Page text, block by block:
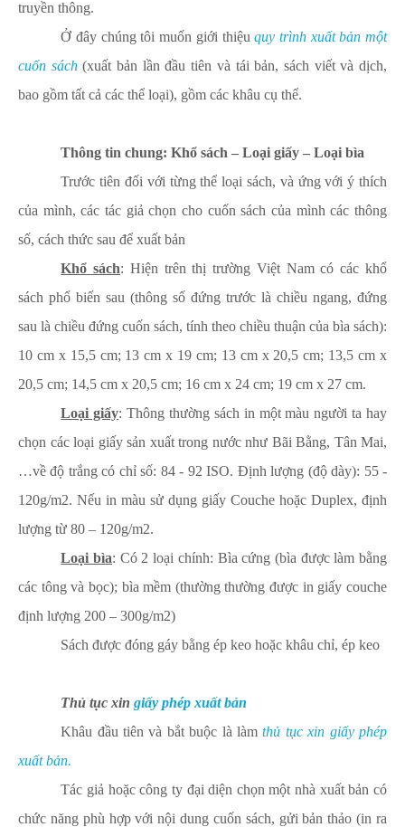
truyền thông.
Ở đây chúng tôi muốn giới thiệuquy trình xuất bản một
cuốn sách(xuất bản lần đầu tiên và tái bản, sách viết và dịch,
bao gồm tất cả các thể loại), gồm các khâu cụ thể.
Thông tin chung: Khổ sách – Loại giấy – Loại bìa
Trước tiên đối với từng thể loại sách, và ứng với ý thích
của mình, các tác giả chọn cho cuốn sách của mình các thông
số, cách thức sau để xuất bản
Khổ sách: Hiện trên thị trường Việt Nam có các khổ
sách phổ biến sau (thông số đứng trước là chiều ngang, đứng
sau là chiều đứng cuốn sách, tính theo chiều thuận của bìa sách):
10 cm x 15,5 cm; 13 cm x 19 cm; 13 cm x 20,5 cm; 13,5 cm x
20,5 cm; 14,5 cm x 20,5 cm; 16 cm x 24 cm; 19 cm x 27 cm.
Loại giấy: Thông thường sách in một màu người ta hay
chọn các loại giấy sản xuất trong nước như Bãi Bằng, Tân Mai,
…về độ trắng có chỉ số: 84 - 92 ISO. Định lượng (độ dày): 55 -
120g/m2. Nếu in màu sử dụng giấy Couche hoặc Duplex, định
lượng từ 80 – 120g/m2.
Loại bìa: Có 2 loại chính: Bìa cứng (bìa được làm bằng
các tông và bọc); bìa mềm (thường thường được in giấy couche
định lượng 200 – 300g/m2)
Sách được đóng gáy bằng ép keo hoặc khâu chỉ, ép keo
Thủ tục xingiấy phép xuất bản
Khâu đầu tiên và bắt buộc là làmthủ tục xin giấy phép
xuất bản.
Tác giả hoặc công ty đại diện chọn một nhà xuất bản có
chức năng phù hợp với nội dung cuốn sách, gửi bản thảo (in ra